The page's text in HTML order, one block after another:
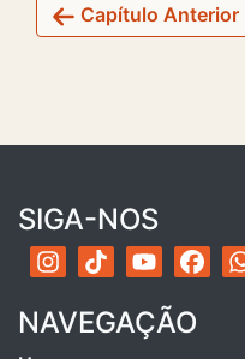
Capítulo Anterior
SIGA-NOS
NAVEGAÇÃO